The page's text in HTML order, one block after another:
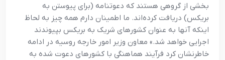
بخشی از گروهی هستند که دعوتنامه (برای پیوستن به
بریکس)‌ دریافت کرده‌اند. ما اطمینان دارم همه چیز به لحاظ
اینکه آنها به عنوان کشورهای شریک به بریکس بپیوندند
اجرایی خواهد شد.» معاون وزیر امور خارجه روسیه در ادامه
خاطرنشان کرد فرآیند هماهنگی با کشورهای دعوت شده به